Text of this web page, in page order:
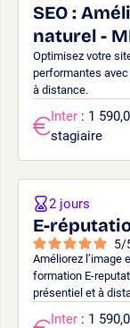
SEO :
naturel -
Optimisez votre
performantes avec
à distance.
Inter : 1
stagiaire
E-
5/
Améliorez l’image
formation E-
présentiel et à
2 jours
Inter : 1